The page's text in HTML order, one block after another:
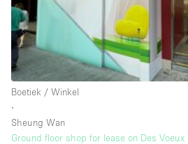
Industrieel
Kantoorbenodigdheden
Keuken
Leefruimte
Boetiek / Winkel
∙
Sheung Wan
Ground floor shop for lease on Des Voeux